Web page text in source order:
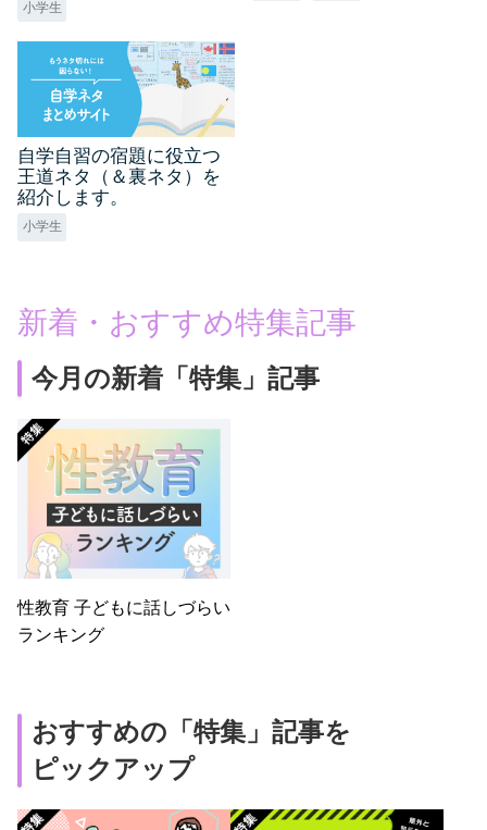
小学生
自学自習の宿題に役立つ
王道ネタ（＆裏ネタ）を
紹介します。
小学生
新着・おすすめ特集記事
今月の新着「特集」記事
性教育 子どもに話しづらい
ランキング
おすすめの「特集」記事を
ピックアップ